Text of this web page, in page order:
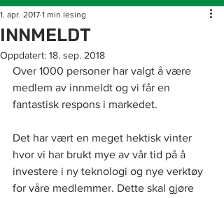
INNMELDT
1. apr. 2017 1 min lesing
Oppdatert: 18. sep. 2018
Over 1000 personer har valgt å være
medlem av innmeldt og vi får en
fantastisk respons i markedet.
Det har vært en meget hektisk vinter
hvor vi har brukt mye av vår tid på å
investere i ny teknologi og nye verktøy
for våre medlemmer. Dette skal gjøre